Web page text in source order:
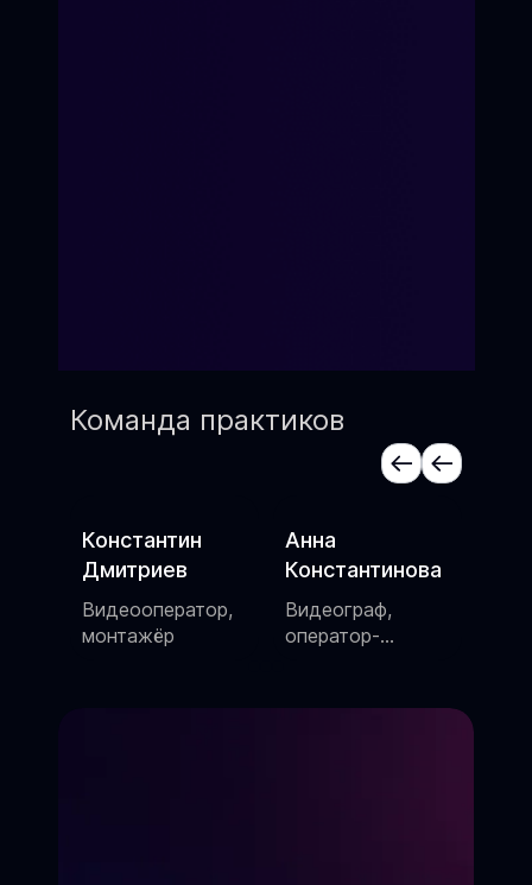
Команда практиков
Константин
Дмитриев
Видеооператор,
монтажёр
Анна
Константинова
Видеограф,
оператор-